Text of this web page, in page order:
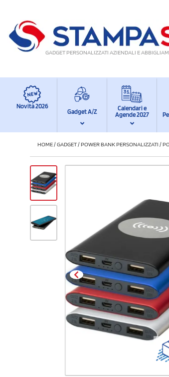
GADGET PERSONALIZZATI AZIENDALI E
Novità 2026
Gadget A/Z
Calendari e
Agende 2027
HOME/GADGET/POWER BANK PERSONALIZZATI /